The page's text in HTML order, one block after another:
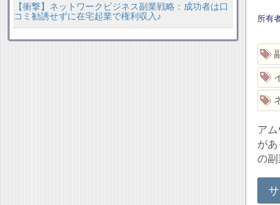
所有
ア
が
の副
【衝撃】ネットワークビジネス副業戦略：成功者は口
コミ勧誘せずに在宅起業で権利収入♪